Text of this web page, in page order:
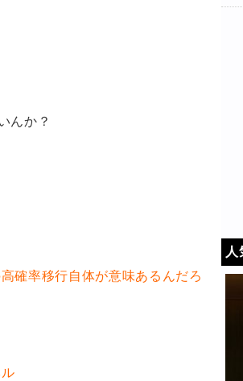
んか？
確率移行自体が意味あるんだろ